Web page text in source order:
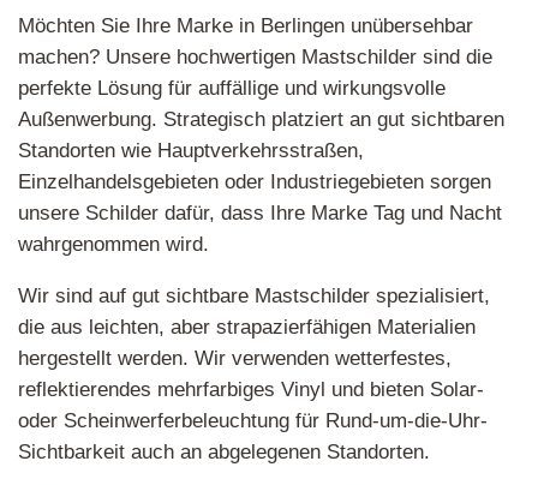
Möchten Sie Ihre Marke in Berlingen unübersehbar
machen? Unsere hochwertigen Mastschilder sind die
perfekte Lösung für auffällige und wirkungsvolle
Außenwerbung. Strategisch platziert an gut sichtbaren
Standorten wie Hauptverkehrsstraßen,
Einzelhandelsgebieten oder Industriegebieten sorgen
unsere Schilder dafür, dass Ihre Marke Tag und Nacht
wahrgenommen wird.
Wir sind auf gut sichtbare Mastschilder spezialisiert,
die aus leichten, aber strapazierfähigen Materialien
hergestellt werden. Wir verwenden wetterfestes,
reflektierendes mehrfarbiges Vinyl und bieten Solar-
oder Scheinwerferbeleuchtung für Rund-um-die-Uhr-
Sichtbarkeit auch an abgelegenen Standorten.